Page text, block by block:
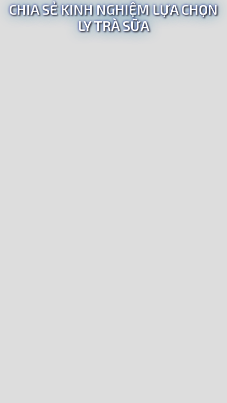
CHIA SẺ KINH NGHIỆM LỰA CHỌN
LY TRÀ SỮA